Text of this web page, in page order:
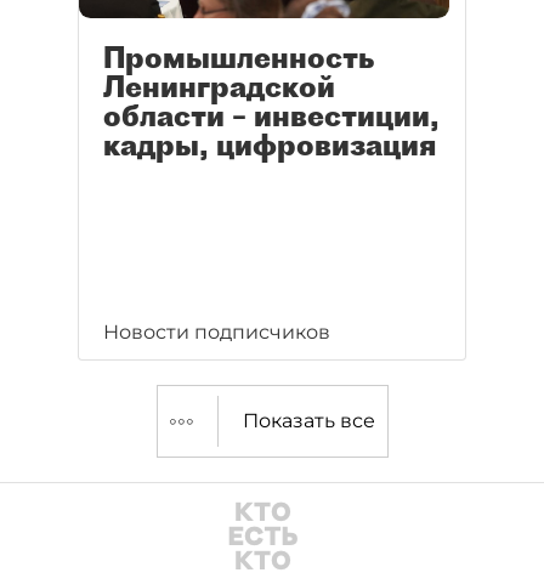
Промышленность
Ленинградской
области – инвестиции,
кадры, цифровизация
Новости подписчиков
Показать все